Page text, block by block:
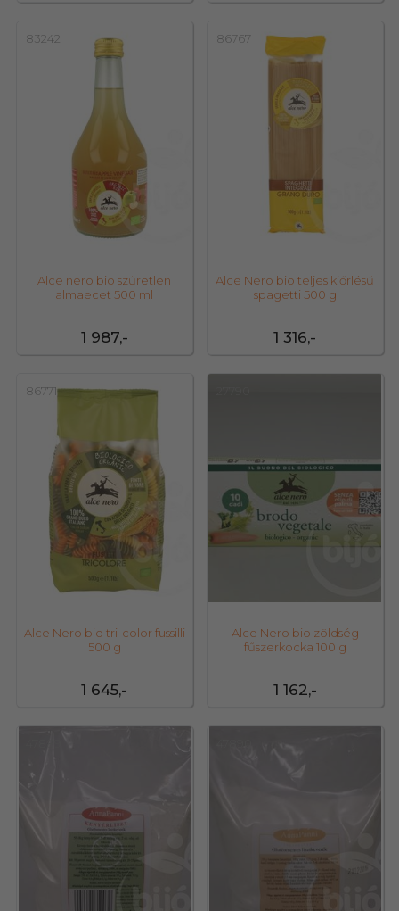
83242
1 987,-
Alce nero bio szűretlen
almaecet 500 ml
86767
1 316,-
Alce Nero bio teljes kiőrlésű
spagetti 500 g
86771
1 645,-
Alce Nero bio tri-color fussilli
500 g
1 162,-
Alce Nero bio zöldség
fűszerkocka 100 g